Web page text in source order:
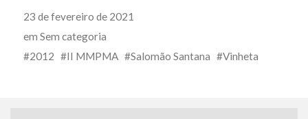
23 de fevereiro de 2021
em Sem categoria
2012
II MMPMA Salomão Santana Vinheta